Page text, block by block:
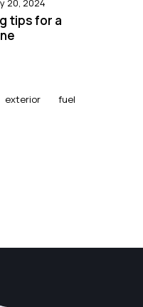
20, 2024
tips for a
exterior
fuel